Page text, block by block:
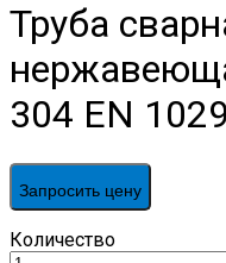
Труба
304 EN
Запросить цену
Труба
Количество